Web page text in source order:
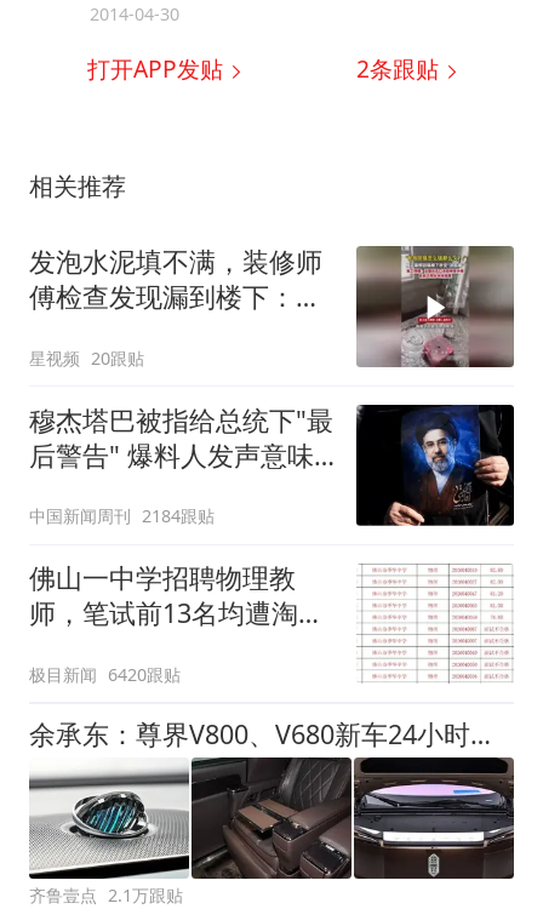
2014-04-30
打开APP发贴 2条跟贴
相关推荐
发泡水泥填不满，装修师
傅检查发现漏到楼下：出
星视频 20跟贴
穆杰塔巴被指给总统下"最
后警告" 爆料人发声意味
中国新闻周刊 2184跟贴
佛山一中学招聘物理教
师，笔试前13名均遭淘
聘，成立调查组全面核查
极目新闻 6420跟贴
余承东：尊界V800、V680新车24小时大定突破3500台
齐鲁壹点 2.1万跟贴